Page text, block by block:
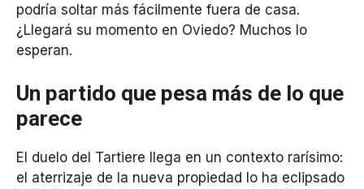
podría soltar más fácilmente fuera de casa.
¿Llegará su momento en Oviedo? Muchos lo
esperan.
Un partido que pesa más de lo que
parece
El duelo del Tartiere llega en un contexto rarísimo:
el aterrizaje de la nueva propiedad lo ha eclipsado